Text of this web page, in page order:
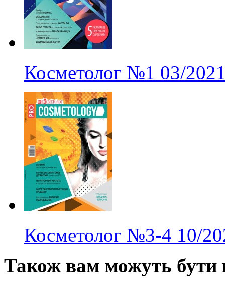
Косметолог №1 03/
Косметолог №3-4 10/
Також вам можуть бути